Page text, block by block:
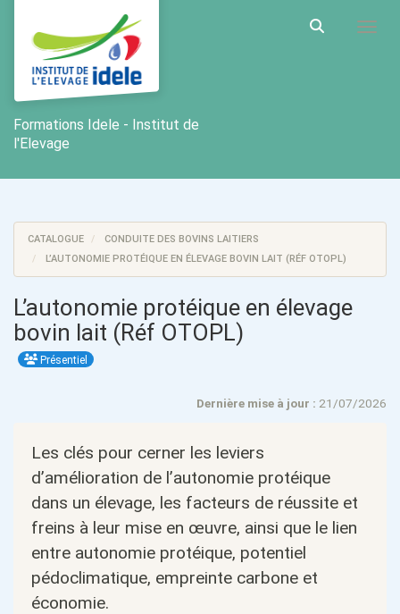
Aller au menu principal
Aller au contenu principal
Personnaliser l'interface
Formations Idele - Institut de
l'Elevage
CATALOGUE
CONDUITE DES BOVINS LAITIERS
L’AUTONOMIE PROTÉIQUE EN ÉLEVAGE BOVIN LAIT (RÉF OTOPL)
L’autonomie protéique en élevage
bovin lait (Réf OTOPL)
Présentiel
Dernière mise à jour : 21/07/2026
Les clés pour cerner les leviers
d’amélioration de l’autonomie protéique
dans un élevage, les facteurs de réussite et
freins à leur mise en œuvre, ainsi que le lien
entre autonomie protéique, potentiel
pédoclimatique, empreinte carbone et
économie.